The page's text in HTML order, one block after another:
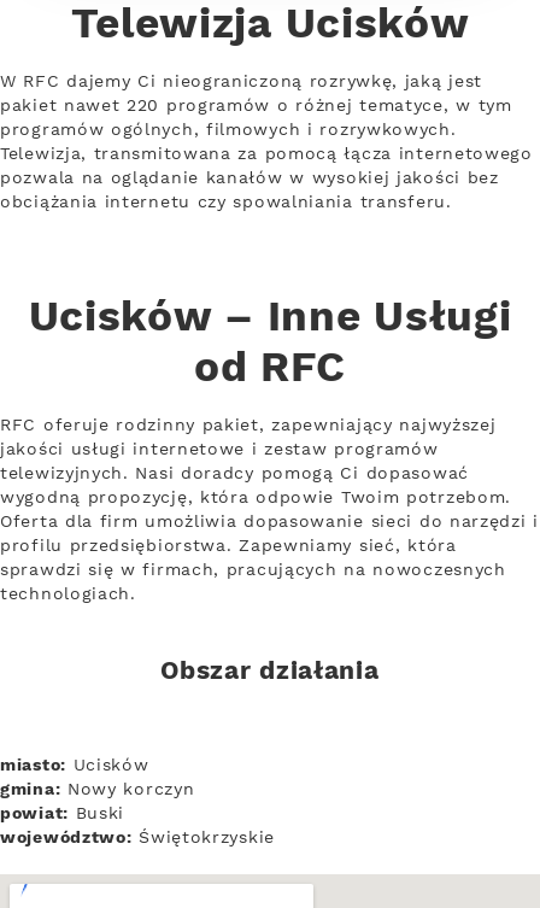
Telewizja Ucisków
W RFC dajemy Ci nieograniczoną rozrywkę, jaką jest
pakiet nawet 220 programów o różnej tematyce, w tym
programów ogólnych, filmowych i rozrywkowych.
Telewizja, transmitowana za pomocą łącza internetowego
pozwala na oglądanie kanałów w wysokiej jakości bez
obciążania internetu czy spowalniania transferu.
Ucisków – Inne Usługi
od RFC
RFC oferuje rodzinny pakiet, zapewniający najwyższej
jakości usługi internetowe i zestaw programów
telewizyjnych. Nasi doradcy pomogą Ci dopasować
wygodną propozycję, która odpowie Twoim potrzebom.
Oferta dla firm umożliwia dopasowanie sieci do narzędzi i
profilu przedsiębiorstwa. Zapewniamy sieć, która
sprawdzi się w firmach, pracujących na nowoczesnych
technologiach.
Obszar działania
miasto: Ucisków
gmina: Nowy korczyn
powiat: Buski
województwo: Świętokrzyskie